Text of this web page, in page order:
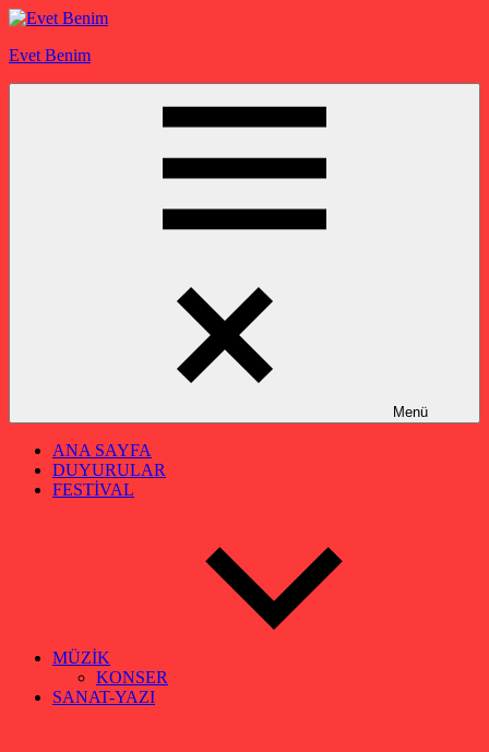
İçeriğe
Evet Benim
Menü
ANA SAYFA
DUYURULAR
FESTİVAL
MÜZİK
KONSER
SANAT-YAZI